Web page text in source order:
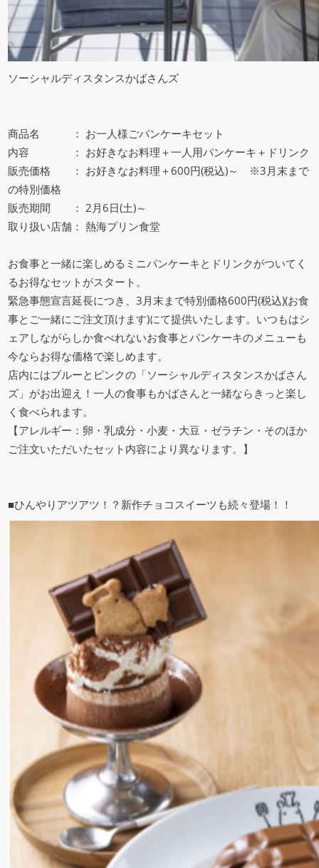
ソーシャルディスタンスかばさんズ
商品名 ： お一人様ごパンケーキセット
内容 ： お好きなお料理＋一人用パンケーキ＋ドリンク
販売価格 ： お好きなお料理＋600円(税込)～ ※3月末まで
の特別価格
販売期間 ： 2月6日(土)～
取り扱い店舗： 熱海プリン食堂
お食事と一緒に楽しめるミニパンケーキとドリンクがついてく
るお得なセットがスタート。
緊急事態宣言延長につき、3月末まで特別価格600円(税込)(お食
事とご一緒にご注文頂けます)にて提供いたします。いつもはシ
ェアしながらしか食べれないお食事とパンケーキのメニューも
今ならお得な価格で楽しめます。
店内にはブルーとピンクの「ソーシャルディスタンスかばさん
ズ」がお出迎え！一人の食事もかばさんと一緒ならきっと楽し
く食べられます。
【アレルギー：卵・乳成分・小麦・大豆・ゼラチン・そのほか
ご注文いただいたセット内容により異なります。】
■ひんやりアツアツ！？新作チョコスイーツも続々登場！！